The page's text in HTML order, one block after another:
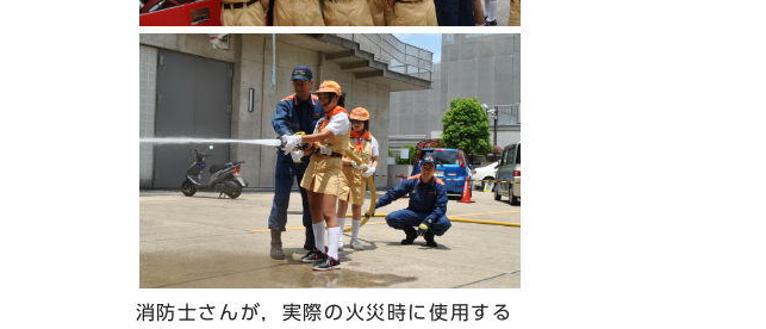
消防士さんが，実際の火災時に使用する